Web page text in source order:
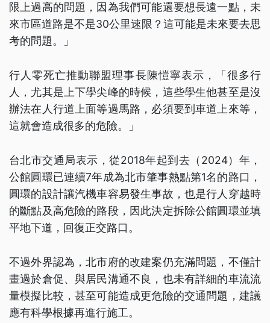
限上過高的問題，因為我們可能還要想長遠一點，未
來市區道路是不是30公里速限？這可能是未來要去思
考的問題。」
行人零死亡推動聯盟理事長陳愷寧表示，「很多行
人，尤其是上下學尖峰的時候，這些學生他甚至是沒
辦法在人行道上面等過馬路，必須要到車道上來等，
這就會造成很多的危險。」
台北市交通局表示，從2018年起到去（2024）年，
公館圓環已連續7年成為北市肇事熱點第1名的路口，
圓環的設計讓汽機車容易發生事故，也是行人穿越時
的斷點及高危險的路段，因此決定拆除公館圓環並填
平地下道，回復正交路口。
不過外界認為，北市府的改建案仍充滿問題，不僅計
畫過於倉促、與居民溝通不良，也未有詳細的車流流
量模擬比較，甚至可能造成更危險的交通問題，建議
應有科學根據再進行施工。